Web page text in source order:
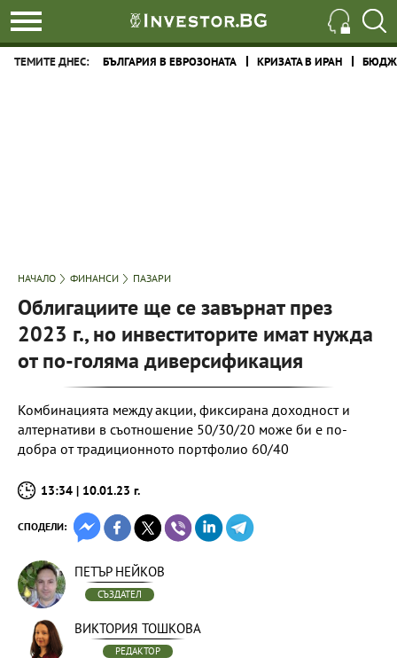
ТЕМИТЕ ДНЕС: БЪЛГАРИЯ В ЕВРОЗОНАТА КРИЗАТА В ИРАН
НАЧАЛО ФИНАНСИ ПАЗАРИ
Облигациите ще се завърнат през
2023 г., но инвеститорите имат нужда
от по-голяма диверсификация
Комбинацията между акции, фиксирана доходност и
алтернативи в съотношение 50/30/20 може би е по-
добра от традиционното портфолио 60/40
13:34 | 10.01.23 г.
СПОДЕЛИ:
ПЕТЪР НЕЙКОВ
СЪЗДАТЕЛ
ВИКТОРИЯ ТОШКОВА
РЕДАКТОР